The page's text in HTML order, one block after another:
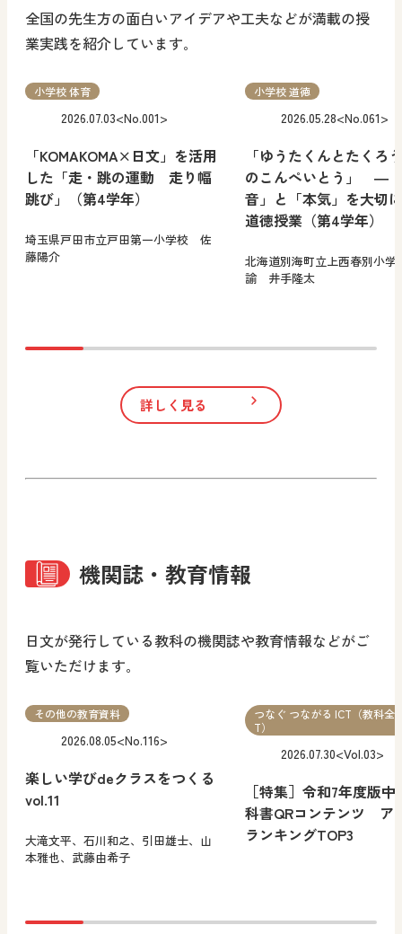
全国の先生方の面白いアイデアや工夫などが満載の授
業実践を紹介しています｡
「KOMAKOMA×日文」を活用
した「走・跳の運動 走り幅
跳び」（第4学年）
埼玉県戸田市立戸田第一小学校 佐
藤陽介
2026.07.03<No.001>
小学校 体育
「ゆうたくんとたくろ
のこんぺいとう」 ―
音」と「本気」を大切
道徳授業（第4学年）
北海道別海町立上西春別小
諭 井手隆太
2026.05.28<No.061>
小学校 道徳
詳しく見る
機関誌・教育情報
日文が発行している教科の機関誌や教育情報などがご
覧いただけます｡
楽しい学びdeクラスをつくる
vol.11
大滝文平、石川和之、引田雄士、山
本雅也、武藤由希子
2026.08.05<No.116>
その他の教育資料
［特集］令和7年度版
科書QRコンテンツ ア
ランキングTOP3
2026.07.30<Vol.03>
つなぐ つながる ICT（教科全
T）